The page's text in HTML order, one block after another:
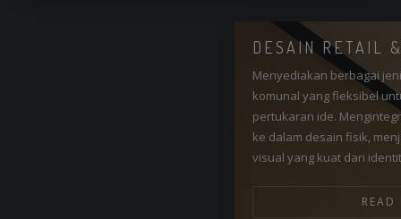
DESAIN RETAIL & SHOWROOM
Menyediakan berbagai jenis ruang pertemuan dan area
komunal yang fleksibel untuk memfasilitasi interaksi dan
pertukaran ide. Mengintegrasikan branding perusahaan
ke dalam desain fisik, menjadikan kantor representasi
visual yang kuat dari identitas korporat.